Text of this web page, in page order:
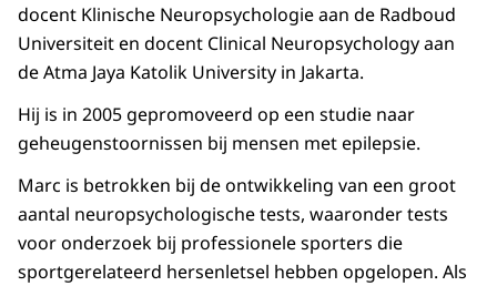
docent Klinische Neuropsychologie aan de Radboud
Universiteit en docent Clinical Neuropsychology aan
de Atma Jaya Katolik University in Jakarta.
Hij is in 2005 gepromoveerd op een studie naar
geheugenstoornissen bij mensen met epilepsie.
Marc is betrokken bij de ontwikkeling van een groot
aantal neuropsychologische tests, waaronder tests
voor onderzoek bij professionele sporters die
sportgerelateerd hersenletsel hebben opgelopen. Als